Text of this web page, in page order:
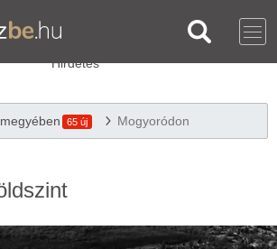
65 új Mogyoródon